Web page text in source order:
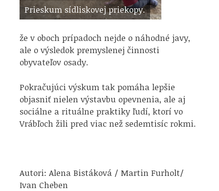
Prieskum sídliskovej priekopy.
že v oboch prípadoch nejde o náhodné javy,
ale o výsledok premyslenej činnosti
obyvateľov osady.
Pokračujúci výskum tak pomáha lepšie
objasniť nielen výstavbu opevnenia, ale aj
sociálne a rituálne praktiky ľudí, ktorí vo
Vrábľoch žili pred viac než sedemtisíc rokmi.
Autori: Alena Bistáková / Martin Furholt/
Ivan Cheben